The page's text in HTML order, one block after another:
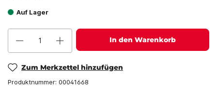
Auf Lager
In den Warenkorb
Zum Merkzettel hinzufügen
Produktnummer: 00041668